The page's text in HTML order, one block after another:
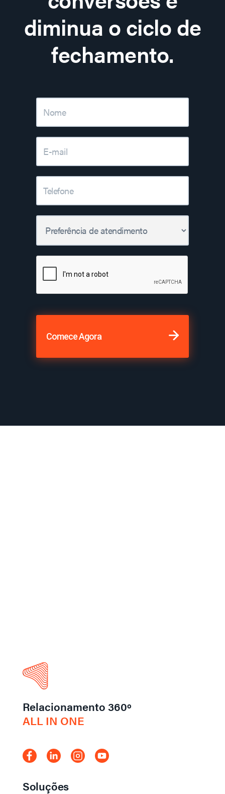
diminua o ciclo de
fechamento.
Comece Agora
Relacionamento 360º
ALL IN ONE
Soluções